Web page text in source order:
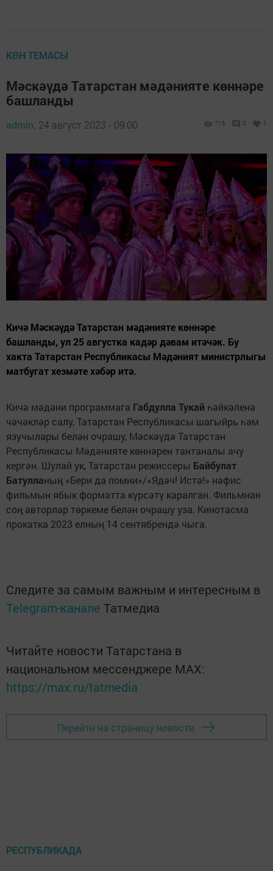
КӨН ТЕМАСЫ
Мәскәүдә Татарстан мәдәнияте көннәре
башланды
admin, 24 август 2023 - 09:00 715 0 1
Кичә Мәскәүдә Татарстан мәдәнияте көннәре
башланды, ул 25 августка кадәр дәвам итәчәк. Бу
хакта Татарстан Республикасы Мәдәният министрлыгы
матбугат хезмәте хәбәр итә.
Кичә мәдәни программага Габдулла Тукай һәйкәленә
чәчәкләр салу, Татарстан Республикасы шагыйрь һәм
язучылары белән очрашу, Мәскәүдә Татарстан
Республикасы Мәдәнияте көннәрен тантаналы ачу
кергән. Шулай ук, Татарстан режиссеры Байбулат
Батулланың «Бери да помни»/«Ядәч! Истә!» нәфис
фильмын ябык форматта күрсәтү каралган. Фильмнан
соң авторлар төркеме белән очрашу уза. Кинотасма
прокатка 2023 елның 14 сентябрендә чыга.
Следите за самым важным и интересным в
Telegram-канале Татмедиа
Читайте новости Татарстана в
национальном мессенджере MАХ:
https://max.ru/tatmedia
Перейти на страницу новости
РЕСПУБЛИКАДА